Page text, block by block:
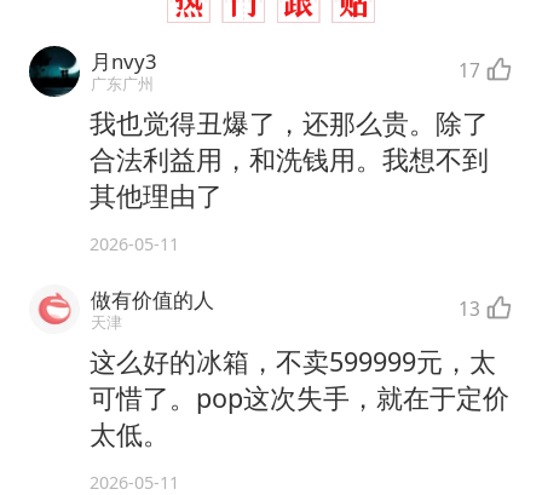
月nvy3
广东广州 17
我也觉得丑爆了，还那么贵。除了
合法利益用，和洗钱用。我想不到
其他理由了
2026-05-11
做有价值的人
天津 13
这么好的冰箱，不卖599999元，太
可惜了。pop这次失手，就在于定价
太低。
2026-05-11